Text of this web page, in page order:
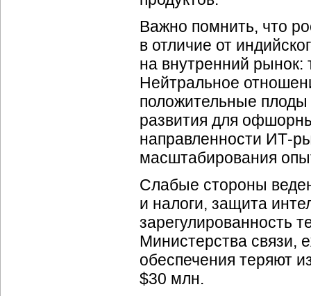
Важно помнить, что
в отличие от
на внутренний рынок:
Нейтральное
положительные
развития для
направленности ИТ-
масштабирования
Слабые стороны
и налоги, защита
зарегулированность
Министерства связи,
обеспечения теряют
$30 млн.